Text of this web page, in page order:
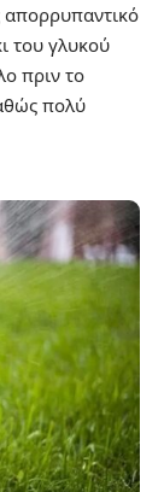
απορρυπαντικό
του γλυκού
πριν το
πολύ